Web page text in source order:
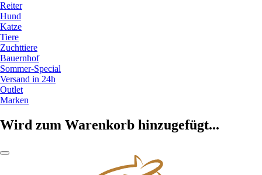
Reiter
Hund
Katze
Tiere
Zuchttiere
Bauernhof
Sommer-Special
Versand in 24h
Outlet
Marken
Wird zum Warenkorb hinzugefügt...